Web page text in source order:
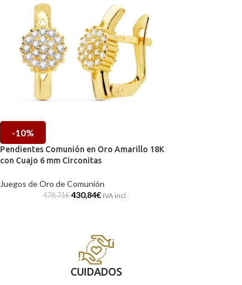
-10%
Pendientes Comunión en Oro Amarillo 18K
con Cuajo 6 mm Circonitas
Juegos de Oro de Comunión
478,71€ 430,84€ IVA incl.
CUIDADOS